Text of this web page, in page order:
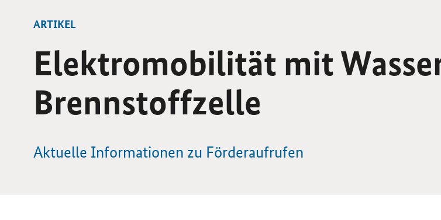
ARTIKEL
Elektromobilität mit
Brennstoffzelle
Aktuelle Informationen zu Förderaufrufen